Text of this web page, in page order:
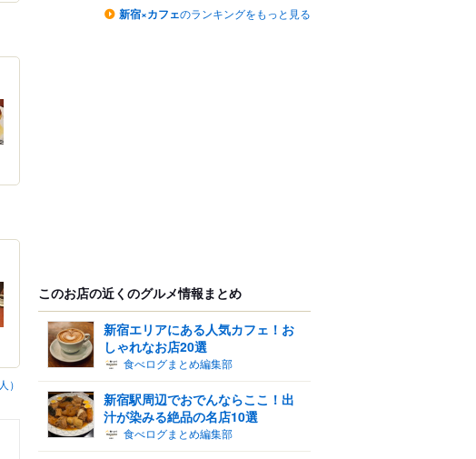
人）
新宿×カフェのランキングをもっと見る
このお店の近くのグルメ情報まとめ
新宿エリアにある人気カフェ！お
しゃれなお店20選
食べログまとめ編集部
新宿駅周辺でおでんならここ！出
汁が染みる絶品の名店10選
食べログまとめ編集部